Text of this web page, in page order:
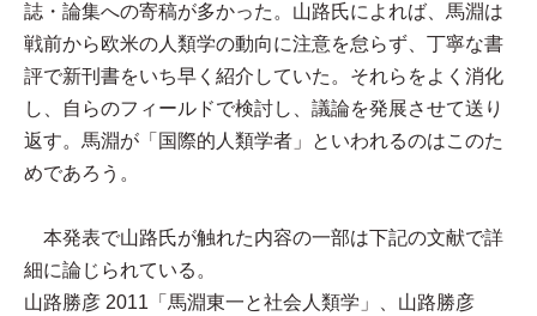
誌・論集への寄稿が多かった。山路氏によれば、馬淵は
戦前から欧米の人類学の動向に注意を怠らず、丁寧な書
評で新刊書をいち早く紹介していた。それらをよく消化
し、自らのフィールドで検討し、議論を発展させて送り
返す。馬淵が「国際的人類学者」といわれるのはこのた
めであろう。
本発表で山路氏が触れた内容の一部は下記の文献で詳
細に論じられている。
山路勝彦 2011「馬淵東一と社会人類学」、山路勝彦